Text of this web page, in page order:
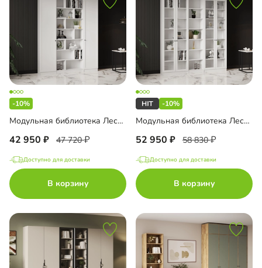
-10%
Модульная библиотека Лестер-6
42 950 47 720
Доступно для доставки
В корзину
-10%
Модульная библиотека Лестер-10
52 950 58 830
Доступно для доставки
В корзину